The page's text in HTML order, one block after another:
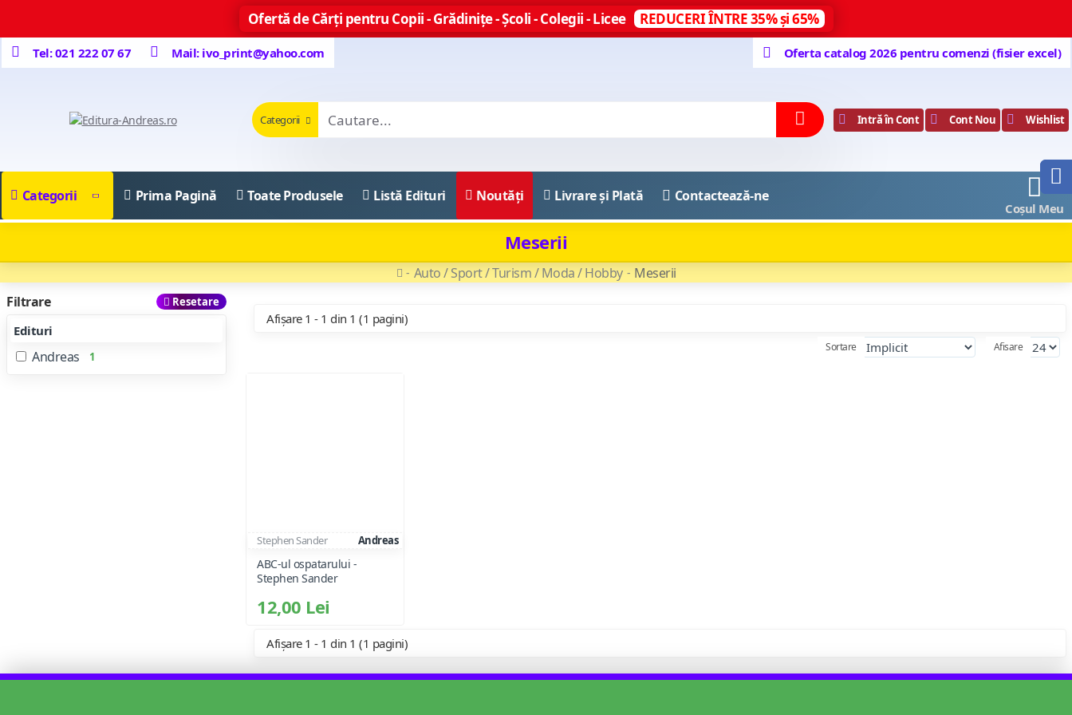
Ofertă de Cărți pentru Copii - Grădinițe - Școli - Colegii - Licee REDUCERI ÎNTRE 35% și 65%
Tel: 021 222 07 67 Mail: ivo_print@yahoo.com Oferta catalog 2026 pentru comenzi (fisier excel)
Categorii Intră în Cont Cont Nou Wishlist
Categorii Prima Pagină Toate Produsele Listă Edituri Noutăți Livrare și Plată Contactează-ne
Coșul Meu
Auto / Sport / Turism / Moda / Hobby Meserii
Meserii
Filtrare Resetare
Edituri
Andreas 1
Afișare 1 - 1 din 1 (1 pagini)
Sortare Afisare
Stephen Sander Andreas
ABC-ul ospatarului -
Stephen Sander
12,00 Lei
Afișare 1 - 1 din 1 (1 pagini)